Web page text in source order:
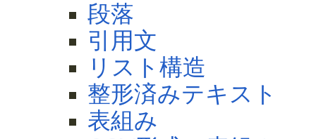
段落
引用文
リスト構造
整形済みテキスト
表組み